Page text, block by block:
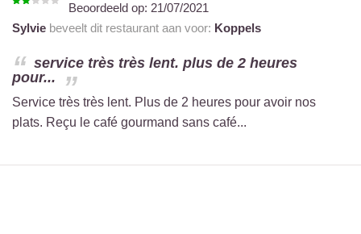
Beoordeeld op: 21/07/2021
Sylvie beveelt dit restaurant aan voor: Koppels
service très très lent. plus de 2 heures
pour...
Service très très lent. Plus de 2 heures pour avoir nos
plats. Reçu le café gourmand sans café...